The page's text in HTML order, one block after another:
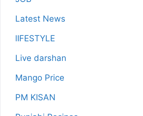
Latest News
lIFESTYLE
Live darshan
Mango Price
PM KISAN